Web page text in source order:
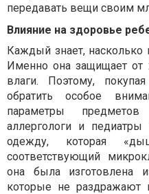
передавать вещи своим
Влияние на здоровье
Каждый знает,
Именно она защищает
влаги. Поэтому,
обратить особое
параметры предметов
аллергологи и
одежду, которая
соответствующий
она была изготовлена
которые не